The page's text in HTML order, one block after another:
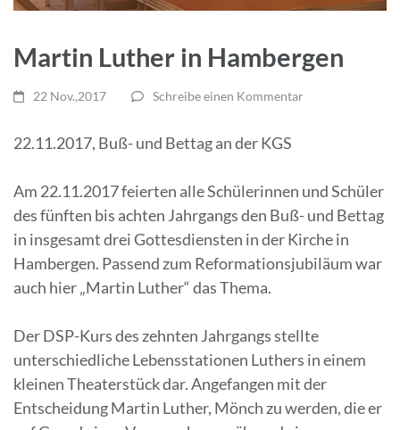
Martin Luther in Hambergen
22 Nov.,2017 Schreibe einen Kommentar
22.11.2017, Buß- und Bettag an der KGS
Am 22.11.2017 feierten alle Schülerinnen und Schüler
des fünften bis achten Jahrgangs den Buß- und Bettag
in insgesamt drei Gottesdiensten in der Kirche in
Hambergen. Passend zum Reformationsjubiläum war
auch hier „Martin Luther“ das Thema.
Der DSP-Kurs des zehnten Jahrgangs stellte
unterschiedliche Lebensstationen Luthers in einem
kleinen Theaterstück dar. Angefangen mit der
Entscheidung Martin Luther, Mönch zu werden, die er